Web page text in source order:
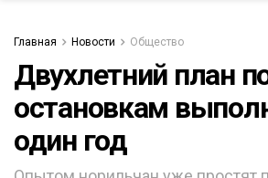
Главная Новости Общество
Двухлетний план
остановкам
один год